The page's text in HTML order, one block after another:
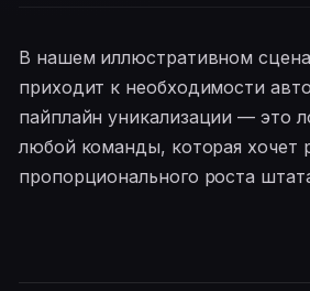
В нашем иллюстративном
приходит к необходимости
пайплайн уникализации — это
любой команды, которая хочет
пропорционального роста